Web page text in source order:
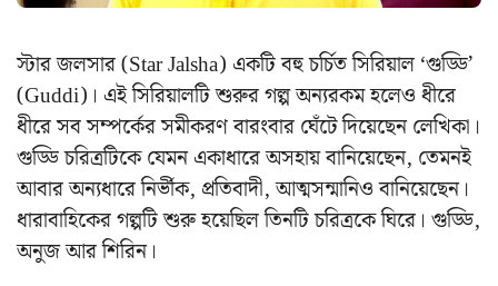
স্টার জলসার (Star Jalsha) একটি বহু চর্চিত সিরিয়াল ‘গুড্ডি’
(Guddi)। এই সিরিয়ালটি শুরুর গল্প অন্যরকম হলেও ধীরে
ধীরে সব সম্পর্কের সমীকরণ বারংবার ঘেঁটে দিয়েছেন লেখিকা।
গুড্ডি চরিত্রটিকে যেমন একাধারে অসহায় বানিয়েছেন, তেমনই
আবার অন্যধারে নির্ভীক, প্রতিবাদী, আত্মসন্মানিও বানিয়েছেন।
ধারাবাহিকের গল্পটি শুরু হয়েছিল তিনটি চরিত্রকে ঘিরে। গুড্ডি,
অনুজ আর শিরিন।